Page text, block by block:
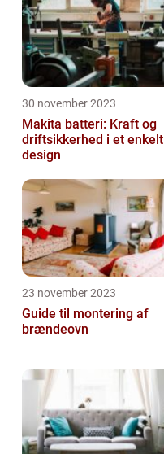
30 november 2023
Makita batteri: Kraft og
driftsikkerhed i et enkelt
design
23 november 2023
Guide til montering af
brændeovn